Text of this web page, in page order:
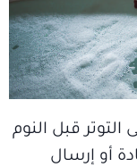
قبل النوم
أو إرسال